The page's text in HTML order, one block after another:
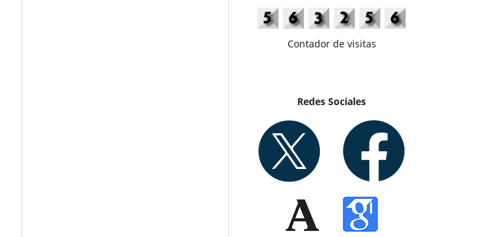
Contador de visitas
Redes Sociales